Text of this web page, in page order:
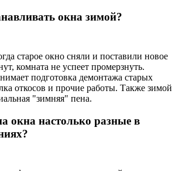
окна зимой?
старое окно сняли и поставили новое
комната не успеет промерзнуть.
подготовка демонтажа старых
откосов и прочие работы. Также зимой
"зимняя" пена.
окна настолько разные в